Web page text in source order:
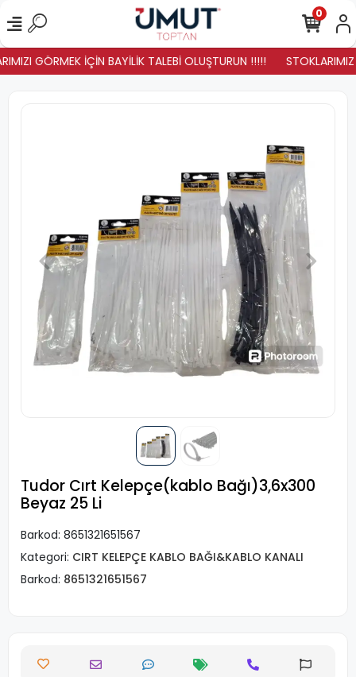
GÖRMEK İÇİN BAYİLİK TALEBİ OLUŞTURUN !!!!! STOKLARIMIZ
0
Tudor Cırt Kelepçe(kablo Bağı)3,6x300
Beyaz 25 Li
Barkod: 8651321651567
Kategori: CIRT KELEPÇE KABLO BAĞI&KABLO KANALI
Barkod: 8651321651567